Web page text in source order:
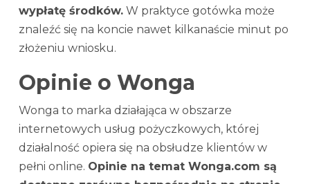
wypłatę środków. W praktyce gotówka może
znaleźć się na koncie nawet kilkanaście minut po
złożeniu wniosku.
Opinie o Wonga
Wonga to marka działająca w obszarze
internetowych usług pożyczkowych, której
działalność opiera się na obsłudze klientów w
pełni online. Opinie na temat Wonga.com są